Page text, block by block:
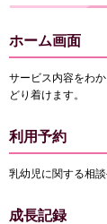
ホーム画面
サービス内容をわ
どり着けます。
利用予約
乳幼児に関する相
成長記録